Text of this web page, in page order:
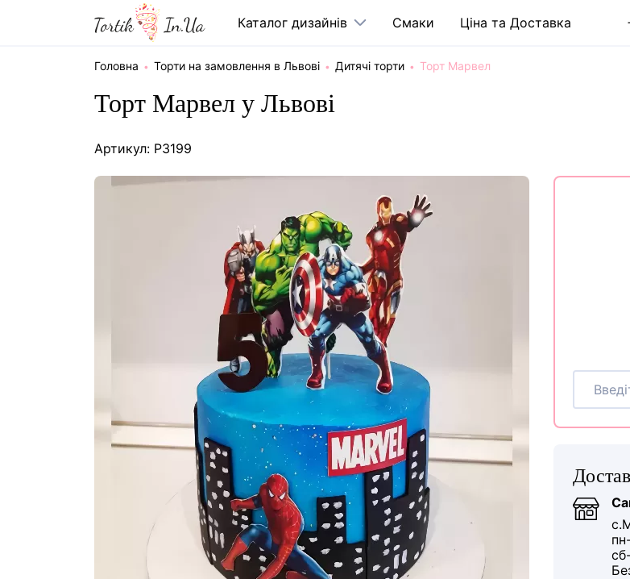
Каталог дизайнів Cмаки Ціна та Доставка
Головна Торти на замовлення в Львові Дитячі торти Торт Марвел
Торт Марвел у Львові
Артикул: P3199